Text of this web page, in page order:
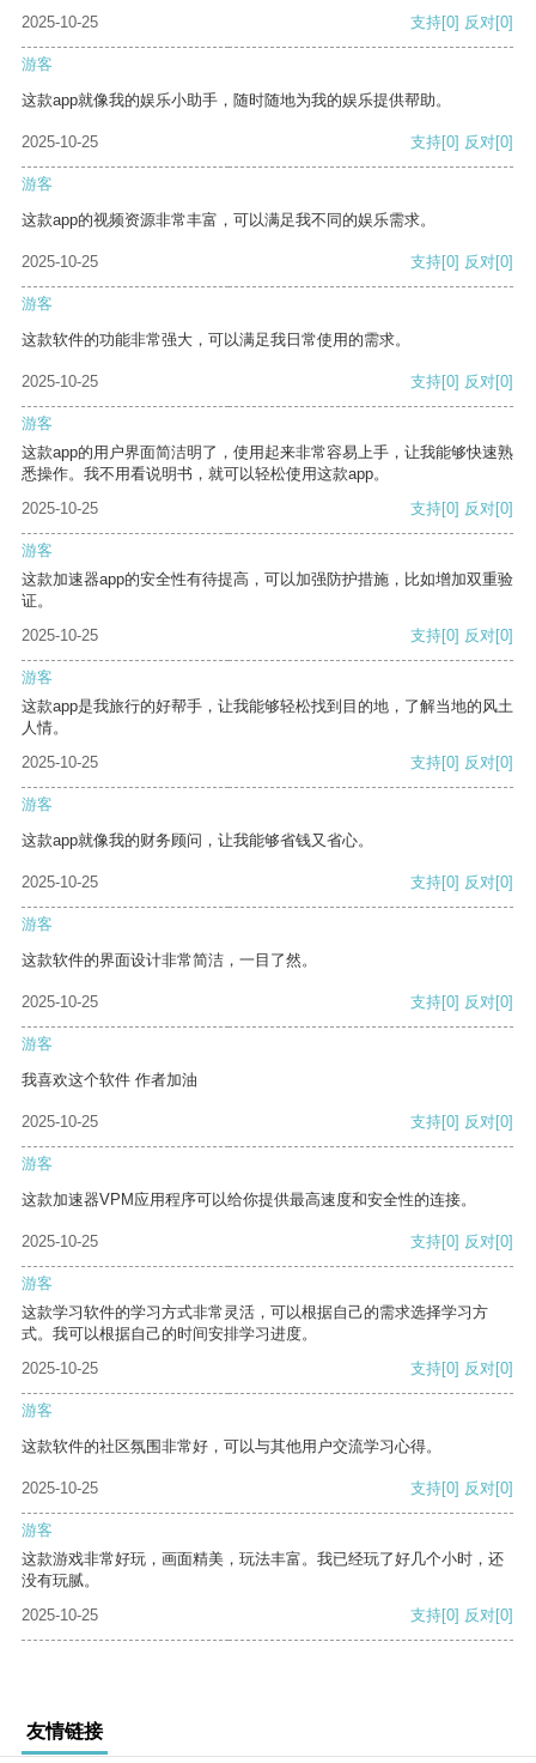
2025-10-25 支持[0] 反对[0]
游客
这款app就像我的娱乐小助手，随时随地为我的娱乐提供帮助。
2025-10-25 支持[0] 反对[0]
游客
这款app的视频资源非常丰富，可以满足我不同的娱乐需求。
2025-10-25 支持[0] 反对[0]
游客
这款软件的功能非常强大，可以满足我日常使用的需求。
2025-10-25 支持[0] 反对[0]
游客
这款app的用户界面简洁明了，使用起来非常容易上手，让我能够快速熟
悉操作。我不用看说明书，就可以轻松使用这款app。
2025-10-25
支持[0] 反对[0]
游客
这款加速器app的安全性有待提高，可以加强防护措施，比如增加双重验
证。
2025-10-25
支持[0] 反对[0]
游客
这款app是我旅行的好帮手，让我能够轻松找到目的地，了解当地的风土
人情。
2025-10-25
支持[0] 反对[0]
游客
这款app就像我的财务顾问，让我能够省钱又省心。
2025-10-25 支持[0] 反对[0]
游客
这款软件的界面设计非常简洁，一目了然。
2025-10-25 支持[0] 反对[0]
游客
我喜欢这个软件 作者加油
2025-10-25 支持[0] 反对[0]
游客
这款加速器VPM应用程序可以给你提供最高速度和安全性的连接。
2025-10-25 支持[0] 反对[0]
游客
这款学习软件的学习方式非常灵活，可以根据自己的需求选择学习方
式。我可以根据自己的时间安排学习进度。
2025-10-25
支持[0] 反对[0]
游客
这款软件的社区氛围非常好，可以与其他用户交流学习心得。
2025-10-25 支持[0] 反对[0]
游客
这款游戏非常好玩，画面精美，玩法丰富。我已经玩了好几个小时，还
没有玩腻。
2025-10-25
支持[0] 反对[0]
友情链接